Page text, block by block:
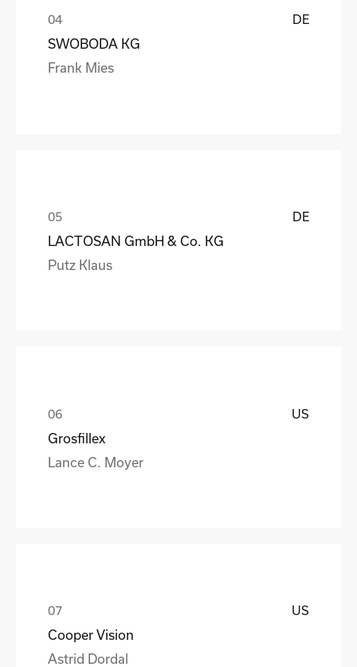
DE
SWOBODA KG
Frank Mies
DE
LACTOSAN GmbH & Co. KG
Putz Klaus
US
Grosfillex
Lance C. Moyer
US
Cooper Vision
Astrid Dordal